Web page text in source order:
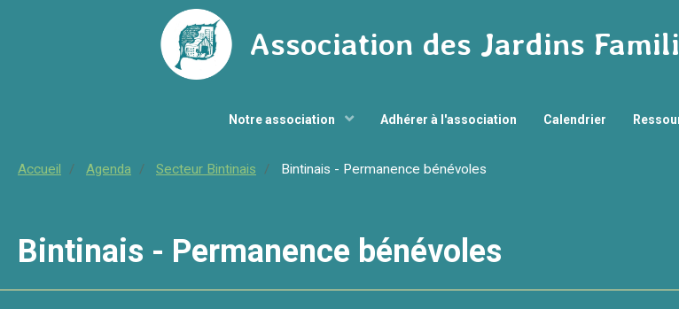
Association des Jardins
Notre association Adhérer à l'association Calendrier
Accueil Agenda Secteur Bintinais Bintinais - Permanence bénévoles
Bintinais - Permanence bénévoles